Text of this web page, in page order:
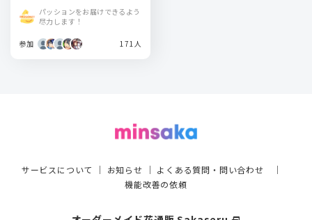
京都内某所 駅
パッションをお届けできるよう
尽力します！
参加 171人
サービスについて ｜ お知らせ ｜ よくある質問・問い合わせ ｜
機能改善の依頼